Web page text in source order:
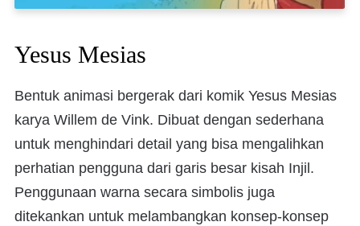
Yesus Mesias
Bentuk animasi bergerak dari komik Yesus Mesias
karya Willem de Vink. Dibuat dengan sederhana
untuk menghindari detail yang bisa mengalihkan
perhatian pengguna dari garis besar kisah Injil.
Penggunaan warna secara simbolis juga
ditekankan untuk melambangkan konsep-konsep